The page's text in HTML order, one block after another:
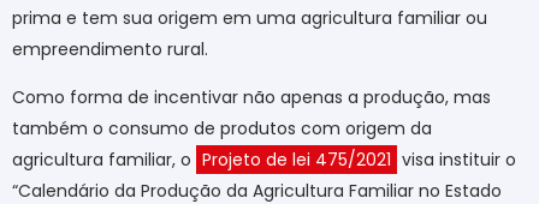
prima e tem sua origem em uma agricultura familiar ou
empreendimento rural.
Como forma de incentivar não apenas a produção, mas
também o consumo de produtos com origem da
agricultura familiar, o Projeto de lei 475/2021 visa instituir o
“Calendário da Produção da Agricultura Familiar no Estado